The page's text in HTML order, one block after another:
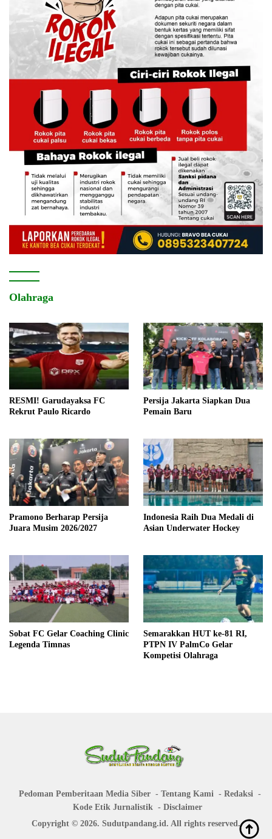
Olahraga
RESMI! Garudayaksa FC
Rekrut Paulo Ricardo
Persija Jakarta Siapkan Dua
Pemain Baru
Pramono Berharap Persija
Juara Musim 2026/2027
Indonesia Raih Dua Medali di
Asian Underwater Hockey
Sobat FC Gelar Coaching Clinic
Legenda Timnas
Semarakkan HUT ke-81 RI,
PTPN IV PalmCo Gelar
Kompetisi Olahraga
Pedoman Pemberitaan Media Siber Tentang Kami
Redaksi
Kode Etik Jurnalistik
Disclaimer
Copyright © 2026. Sudutpandang.id. All rights reserved.